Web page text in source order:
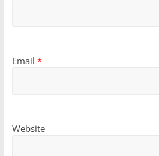
Email *
Website